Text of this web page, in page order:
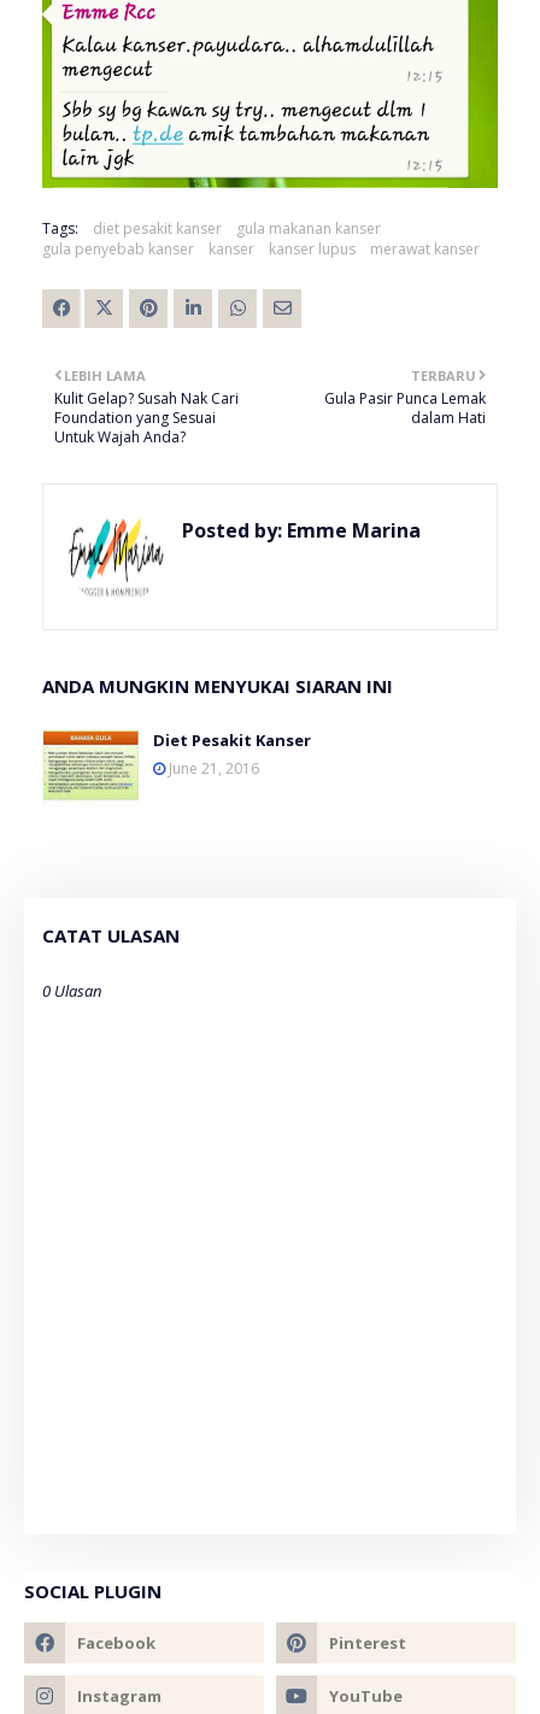
Tags: diet pesakit kanser
gula makanan kanser
gula penyebab kanser
kanser kanser lupus merawat kanser
TERBARU
Gula Pasir Punca Lemak
dalam Hati
LEBIH LAMA
Kulit Gelap? Susah Nak Cari
Foundation yang Sesuai
Untuk Wajah Anda?
Posted by: Emme Marina
ANDA MUNGKIN MENYUKAI SIARAN INI
Diet Pesakit Kanser
June 21, 2016
CATAT ULASAN
0 Ulasan
SOCIAL PLUGIN